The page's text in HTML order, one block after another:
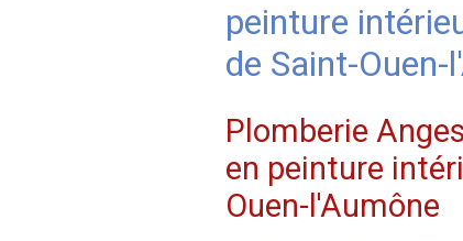
peinture
de Saint-Ouen-
Plomberie
en peinture
Ouen-l'Aumône